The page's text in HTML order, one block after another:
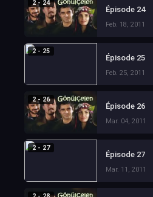
2 - 24
Épisode 24
Feb. 18, 2011
2 - 25
Épisode 25
Feb. 25, 2011
2 - 26
Épisode 26
Mar. 04, 2011
2 - 27
Épisode 27
Mar. 11, 2011